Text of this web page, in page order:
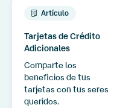
Artículo
Tarjetas de Crédito
Adicionales
Comparte los
beneficios de tus
tarjetas con tus seres
queridos.